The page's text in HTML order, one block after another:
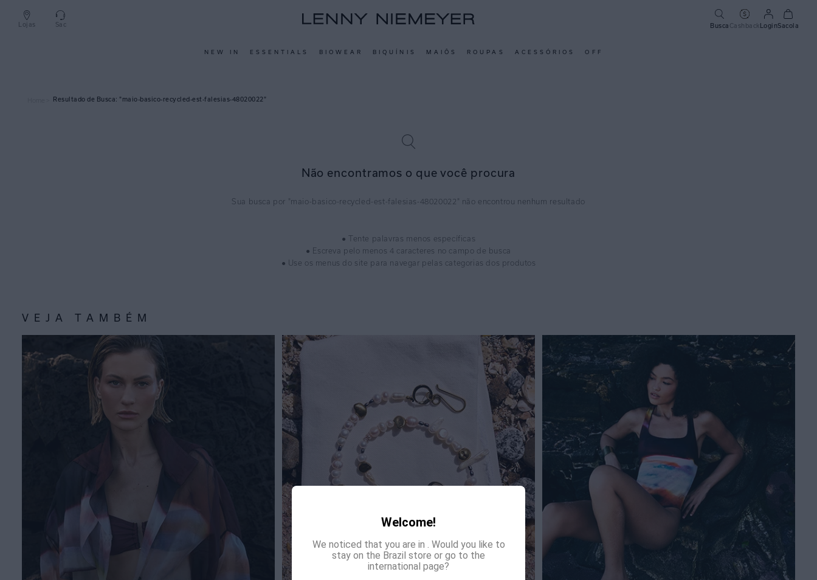
Lojas Sac Busca CashbackLoginSacola
NEW IN ESSENTIALS BIOWEAR BIQUÍNIS MAIÔS ROUPAS ACESSÓRIOS OFF
Welcome!
We noticed that you are in
. Would you like to
stay on the Brazil store or go to the
international page?
maio-basico-recycled-est-falesias-48020022
Não encontramos o que você procura
maio-basico-recycled-est-falesias-48020022
● Tente palavras menos específicas
● Escreva pelo menos 4 caracteres no campo de busca
● Use os menus do site para navegar pelas categorias dos produtos
VEJA TAMBÉM